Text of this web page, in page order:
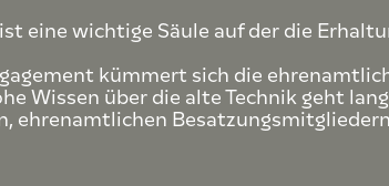
eine wichtige Säule auf der die
kümmert sich die
Wissen über die alte Technik geht
ehrenamtlichen